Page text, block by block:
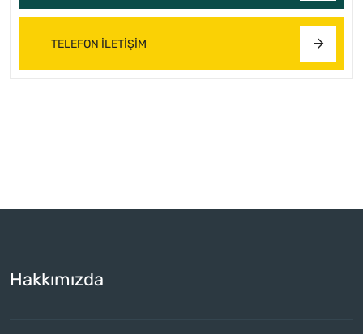
TELEFON İLETIŞIM
Hakkımızda